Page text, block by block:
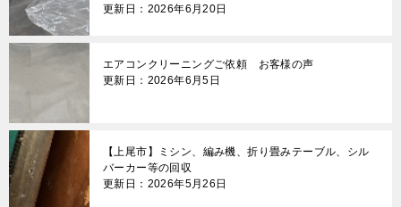
更新日：2026年6月20日
エアコンクリーニングご依頼 お客様の声
更新日：2026年6月5日
【上尾市】ミシン、編み機、折り畳みテーブル、シル
バーカー等の回収
更新日：2026年5月26日